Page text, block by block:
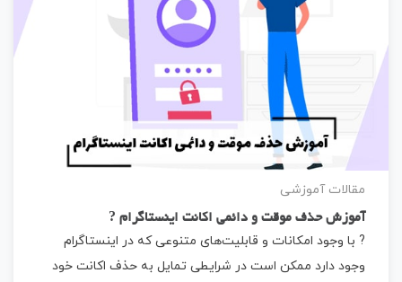
مقالات آموزشی
آموزش حذف موقت و دائمی اکانت اینستاگرام ?
? با وجود امکانات و قابلیت‌های متنوعی که در اینستاگرام
وجود دارد ممکن است در شرایطی تمایل به حذف اکانت خود